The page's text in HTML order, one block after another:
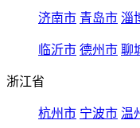
济南市 青岛市 淄
临沂市 德州市 聊
浙江省
杭州市 宁波市 温